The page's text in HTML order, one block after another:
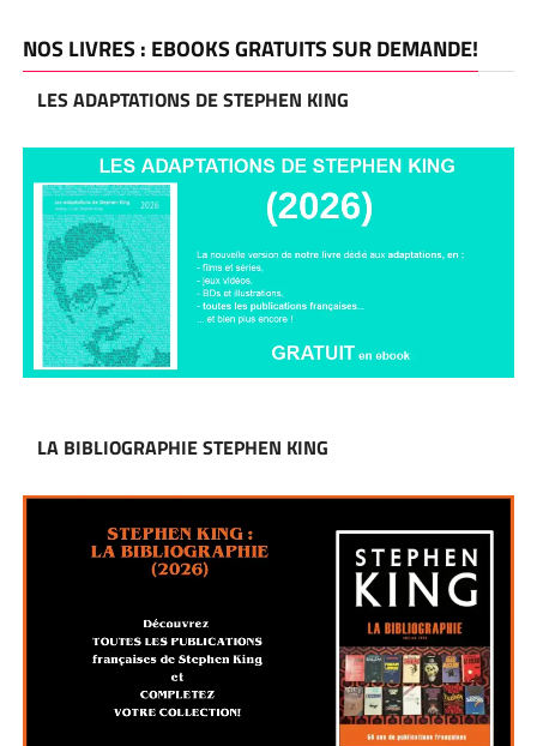
NOS LIVRES : EBOOKS GRATUITS SUR DEMANDE!
LES ADAPTATIONS DE STEPHEN KING
LA BIBLIOGRAPHIE STEPHEN KING